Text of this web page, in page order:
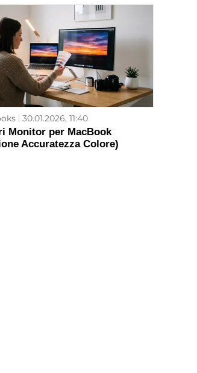
30.01.2026, 11:40
Monitor per MacBook
Accuratezza Colore)